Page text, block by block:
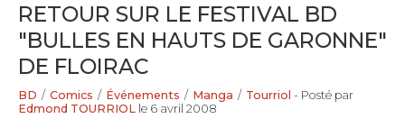
RETOUR SUR LE FESTIVAL BD
"BULLES EN HAUTS DE GARONNE"
DE FLOIRAC
BD / Comics / Événements / Manga / Tourriol - Posté par
Edmond TOURRIOL le 6 avril 2008